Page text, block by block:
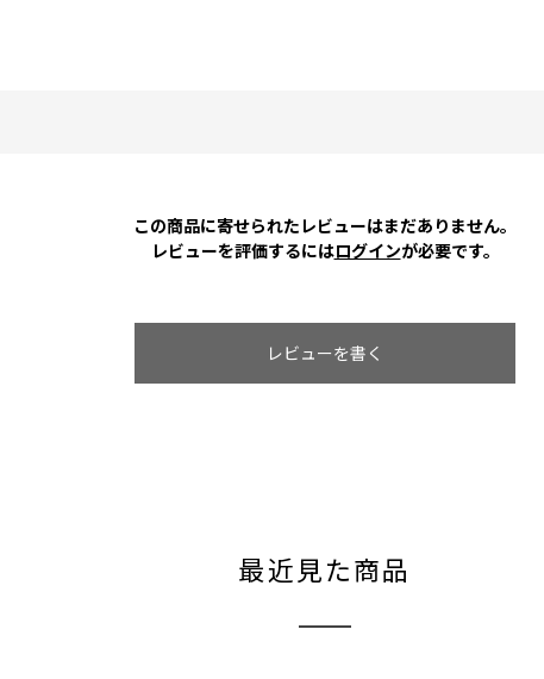
この商品に寄せられたレビューはまだありません。
レビューを評価するにはログインが必要です。
レビューを書く
最近見た商品